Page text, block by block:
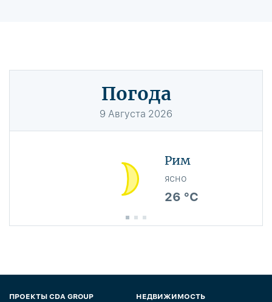
Погода
9 Августа 2026
Рим
ясно
26 °C
ПРОЕКТЫ CDA GROUP НЕДВИЖИМОСТЬ